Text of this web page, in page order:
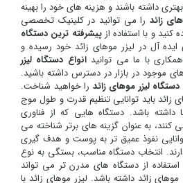
داشته باشند و هزینه های خود را بهینه
زائد را می توانید در کلینیک تخصصی
کنید و با استفاده ازپیشرفته ترین دستگاه
آل در لیزر موهای زائد خود رسیده و
با ما می توانیدانواع دستگاه لیزر
موجود در بازار در دسترس داشته باشید.
لیزر موهای زائد را خواهید شناخت.
زائد باید توانایی تنظیم قدرت و طول موج
داشته باشد. دستگاه هایی که از فناوری
کنند، به عنوان گزینه های برتر شناخته می
نفوذ عمیق تر به پوست و هدف گیری
انتخاب دستگاه مناسب، بستگی به نوع
از دستگاه های مدرن تر می تواند
زائد داشته باشد. لیزر موهای زائد با